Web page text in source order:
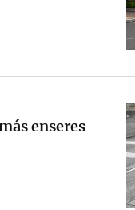
enseres